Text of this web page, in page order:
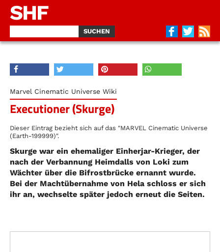
SHF
Marvel Cinematic Universe Wiki
Executioner (Skurge)
Dieser Eintrag bezieht sich auf das "MARVEL Cinematic Universe
(Earth-199999)".
Skurge war ein ehemaliger Einherjar-Krieger, der
nach der Verbannung Heimdalls von Loki zum
Wächter über die Bifrostbrücke ernannt wurde.
Bei der Machtübernahme von Hela schloss er sich
ihr an, wechselte später jedoch erneut die Seiten.